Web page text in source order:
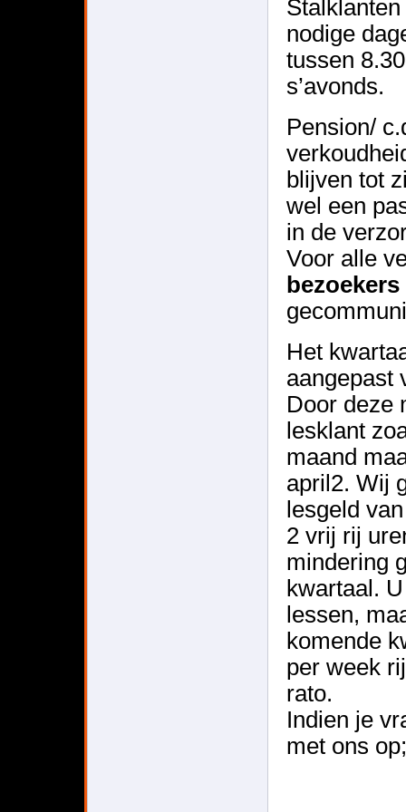
nodige
tussen
s’avonds.
Pension/
blijven tot
wel een
in de
Voor alle
bezoekers
Het
aangepast
Door deze
lesklant
maand
april2. Wij
lesgeld
2 vrij rij
mindering
kwartaal.
lessen,
komende
per week
rato.
Indien je
met ons